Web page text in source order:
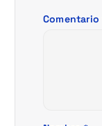
Comentario